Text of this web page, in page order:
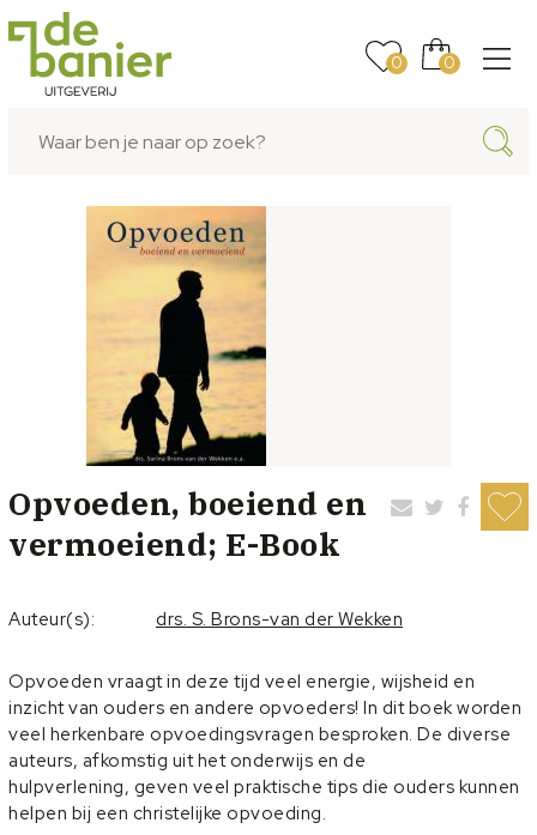
0 0
Opvoeden, boeiend en
vermoeiend; E-Book
Auteur(s): drs. S. Brons-van der Wekken
Opvoeden vraagt in deze tijd veel energie, wijsheid en
inzicht van ouders en andere opvoeders! In dit boek worden
veel herkenbare opvoedingsvragen besproken. De diverse
auteurs, afkomstig uit het onderwijs en de
hulpverlening, geven veel praktische tips die ouders kunnen
helpen bij een christelijke opvoeding.